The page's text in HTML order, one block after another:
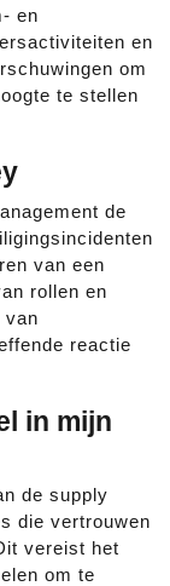
en
en
om
te stellen
de
van een
rollen en
van
reactie
in mijn
de supply
die vertrouwen
vereist het
om te